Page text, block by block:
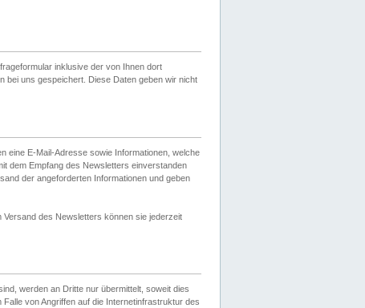
inklusive der von Ihnen dort
bei uns gespeichert. Diese Daten geben wir nicht
eine E-Mail-Adresse sowie Informationen, welche
dem Empfang des Newsletters einverstanden
der angeforderten Informationen und geben
des Newsletters können sie jederzeit
werden an Dritte nur übermittelt, soweit dies
von Angriffen auf die Internetinfrastruktur des